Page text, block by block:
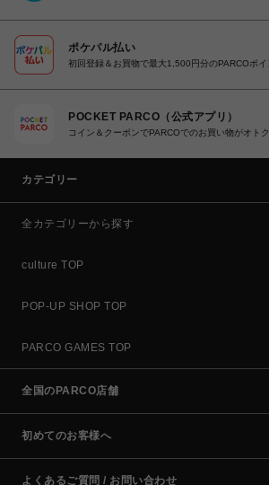
ポケパル払い
初回登録＆お買物で最大1,500円分のPARCOポイ
POCKET PARCO（公式アプリ）
コイン＆クーポンでPARCOでのお買い物がオト
カテゴリー
全カテゴリーから探す
culture TOP
POP-UP SHOP TOP
PARCO GAMES TOP
全国のPARCO店舗
初めてのお客様へ
よくあるご質問 / お問い合わせ